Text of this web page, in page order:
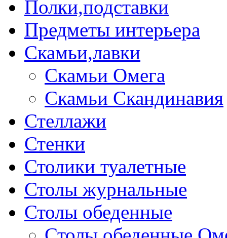
Полки,подставки
Предметы интерьера
Скамьи,лавки
Скамьи Омега
Скамьи Скандинавия
Стеллажи
Стенки
Столики туалетные
Столы журнальные
Столы обеденные